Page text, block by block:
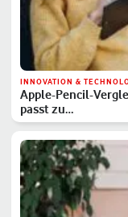
INNOVATION &
Apple-Pencil-
passt zu…